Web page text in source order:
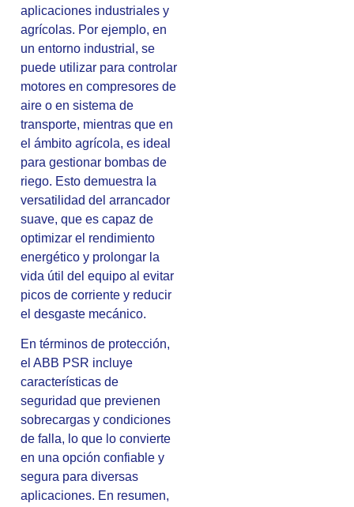
aplicaciones industriales y
agrícolas. Por ejemplo, en
un entorno industrial, se
puede utilizar para controlar
motores en compresores de
aire o en sistema de
transporte, mientras que en
el ámbito agrícola, es ideal
para gestionar bombas de
riego. Esto demuestra la
versatilidad del arrancador
suave, que es capaz de
optimizar el rendimiento
energético y prolongar la
vida útil del equipo al evitar
picos de corriente y reducir
el desgaste mecánico.
En términos de protección,
el ABB PSR incluye
características de
seguridad que previenen
sobrecargas y condiciones
de falla, lo que lo convierte
en una opción confiable y
segura para diversas
aplicaciones. En resumen,